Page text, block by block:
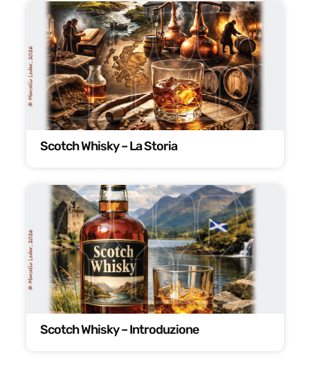
Scotch Whisky – La Storia
Scotch Whisky – Introduzione